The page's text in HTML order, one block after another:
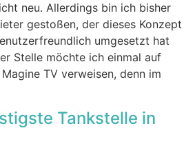
neu. Allerdings bin ich bisher
gestoßen, der dieses Konzept
umgesetzt hat
Stelle möchte ich einmal auf
TV verweisen, denn im
Tankstelle in